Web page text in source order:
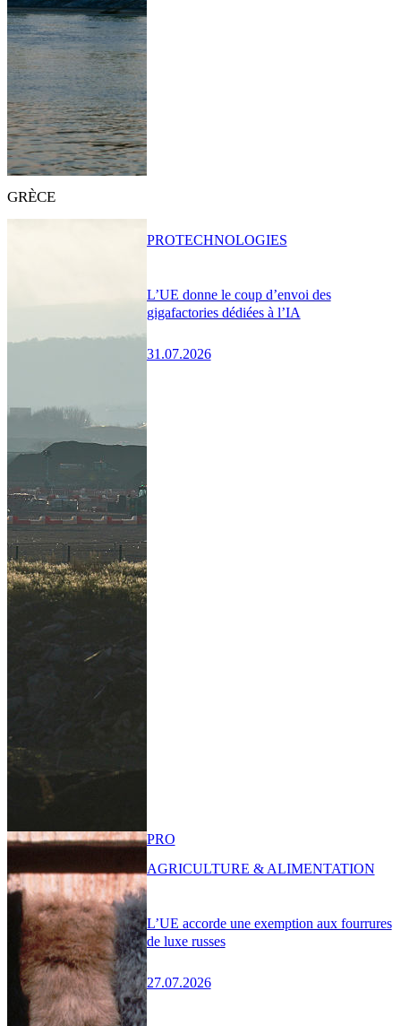
GRÈCE
L’UE donne le coup d’envoi des
gigafactories dédiées à l’IA
31.07.2026
PROTECHNOLOGIES
L’UE accorde une exemption aux fourrures
de luxe russes
27.07.2026
PRO
AGRICULTURE & ALIMENTATION